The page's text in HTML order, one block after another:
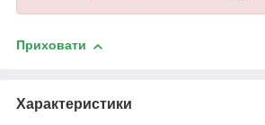
Приховати
Характеристики